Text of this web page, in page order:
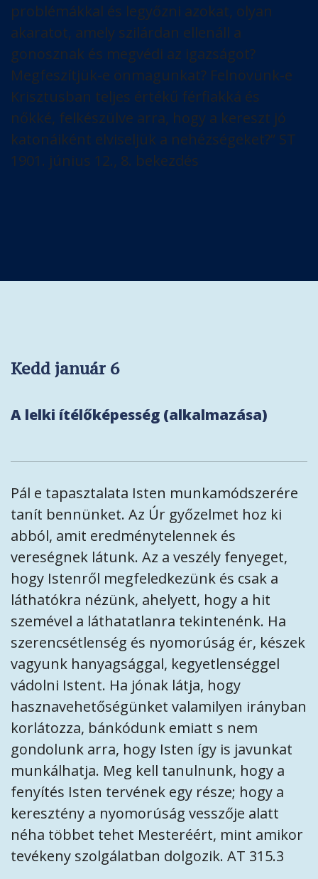
problémákkal és legyőzni azokat, olyan
akaratot, amely szilárdan ellenáll a
gonosznak és megvédi az igazságot?
Megfeszítjük-e önmagunkat? Felnövünk-e
Krisztusban teljes értékű férfiakká és
nőkké, felkészülve arra, hogy a kereszt jó
katonáiként elviseljük a nehézségeket?” ST
1901. június 12., 8. bekezdés
Kedd január 6
A lelki ítélőképesség (alkalmazása)
Pál e tapasztalata Isten munkamódszerére
tanít bennünket. Az Úr győzelmet hoz ki
abból, amit eredménytelennek és
vereségnek látunk. Az a veszély fenyeget,
hogy Istenről megfeledkezünk és csak a
láthatókra nézünk, ahelyett, hogy a hit
szemével a láthatatlanra tekintenénk. Ha
szerencsétlenség és nyomorúság ér, készek
vagyunk hanyagsággal, kegyetlenséggel
vádolni Istent. Ha jónak látja, hogy
hasznavehetőségünket valamilyen irányban
korlátozza, bánkódunk emiatt s nem
gondolunk arra, hogy Isten így is javunkat
munkálhatja. Meg kell tanulnunk, hogy a
fenyítés Isten tervének egy része; hogy a
keresztény a nyomorúság vesszője alatt
néha többet tehet Mesteréért, mint amikor
tevékeny szolgálatban dolgozik. AT 315.3